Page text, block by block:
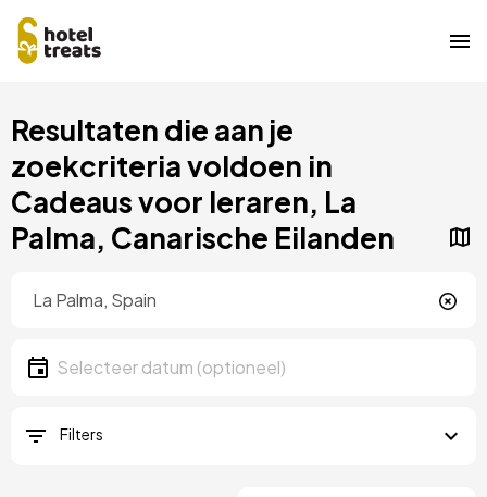
naar
hoofdinhoud
Resultaten die aan je
zoekcriteria voldoen in
Cadeaus voor leraren, La
Palma, Canarische Eilanden
Datum
Selecteer een datum
Filters